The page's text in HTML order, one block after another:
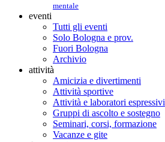
mentale
eventi
Tutti gli eventi
Solo Bologna e prov.
Fuori Bologna
Archivio
attività
Amicizia e divertimenti
Attività sportive
Attività e laboratori espressivi
Gruppi di ascolto e sostegno
Seminari, corsi, formazione
Vacanze e gite